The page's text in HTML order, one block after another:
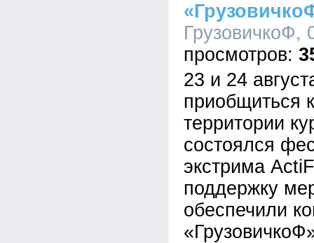
ГрузовичкоФ,
23 и 24
приобщиться
территории
состоялся
экстрима
поддержку
обеспечили